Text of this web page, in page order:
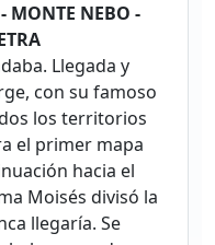
MONTE NEBO -
Llegada y
con su famoso
los territorios
el primer mapa
hacia el
Moisés divisó la
llegaría. Se